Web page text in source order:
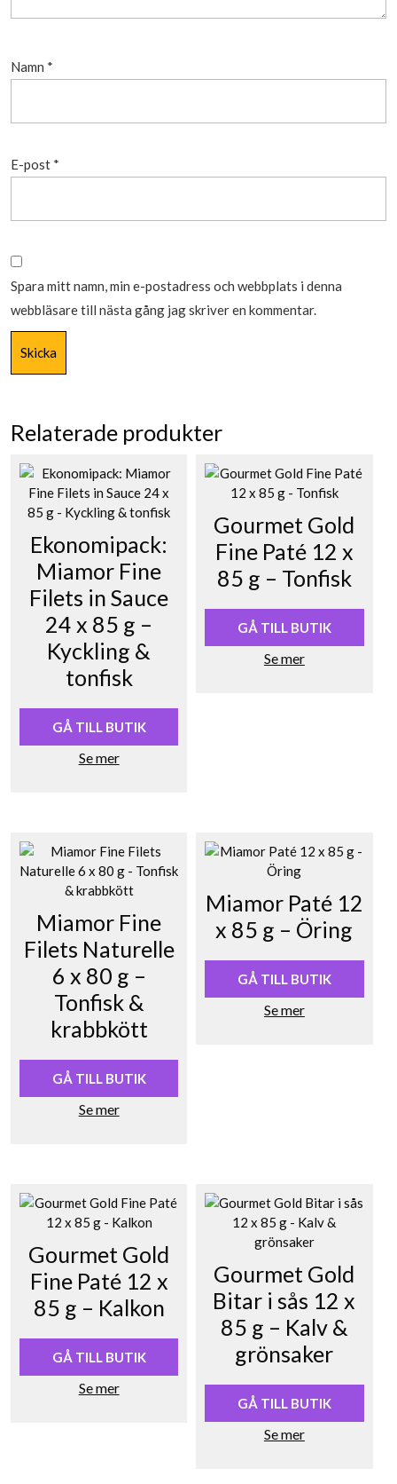
Namn *
E-post *
Spara mitt namn, min e-postadress och webbplats i denna
webbläsare till nästa gång jag skriver en kommentar.
Relaterade produkter
Ekonomipack:
Miamor Fine
Filets in Sauce
24 x 85 g –
Kyckling &
tonfisk
GÅ TILL BUTIK
Se mer
Gourmet Gold
Fine Paté 12 x
85 g – Tonfisk
GÅ TILL BUTIK
Se mer
Miamor Fine
Filets Naturelle
6 x 80 g –
Tonfisk &
krabbkött
GÅ TILL BUTIK
Se mer
Miamor Paté 12
x 85 g – Öring
GÅ TILL BUTIK
Se mer
Gourmet Gold
Fine Paté 12 x
85 g – Kalkon
GÅ TILL BUTIK
Se mer
Gourmet Gold
Bitar i sås 12 x
85 g – Kalv &
grönsaker
GÅ TILL BUTIK
Se mer